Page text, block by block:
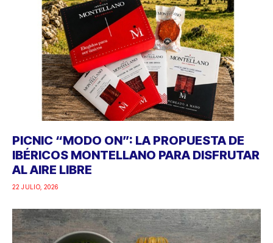
PICNIC “MODO ON”: LA PROPUESTA DE
IBÉRICOS MONTELLANO PARA DISFRUTAR
AL AIRE LIBRE
22 JULIO, 2026